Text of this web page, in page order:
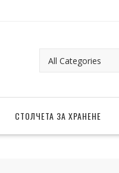
СТОЛЧЕТА ЗА ХРАНЕНЕ